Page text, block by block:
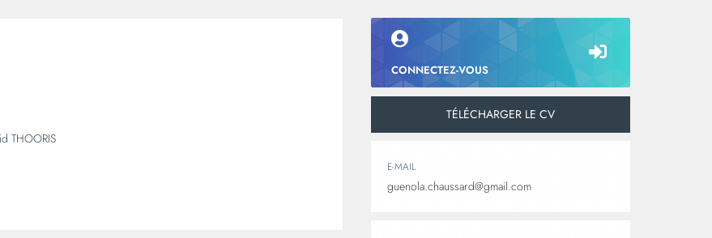
THOORIS
CONNECTEZ-VOUS
TÉLÉCHARGER LE CV
E-MAIL
guenola.chaussard@gmail.com